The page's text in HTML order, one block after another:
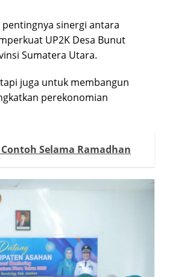
pentingnya sinergi antara
UP2K Desa Bunut
Sumatera Utara.
juga untuk membangun
perekonomian
Selama Ramadhan